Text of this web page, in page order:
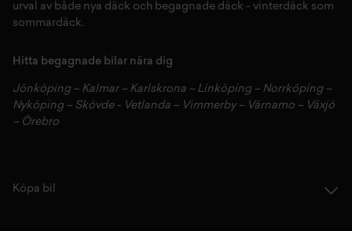
urval av både nya däck och begagnade däck - vinterdäck som
sommardäck.
Hitta begagnade bilar nära dig
Jönköping– Kalmar – Karlskrona – Linköping– Norrköping–
Nyköping– Skövde- Vetlanda – Vimmerby– Värnamo – Växjö
– Örebro
Köpa bil